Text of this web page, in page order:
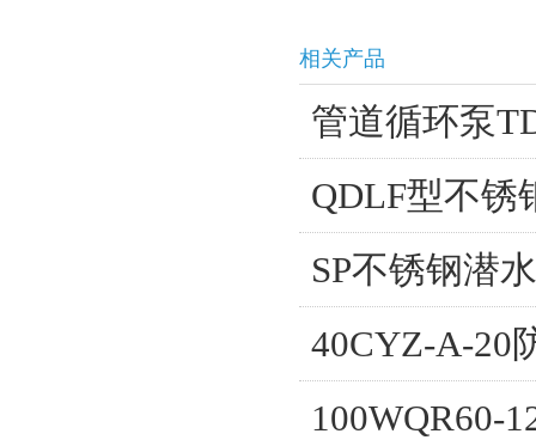
相关产品
管道循环泵
QDLF型不锈
SP不锈钢潜
40CYZ-A-20
100WQR60-